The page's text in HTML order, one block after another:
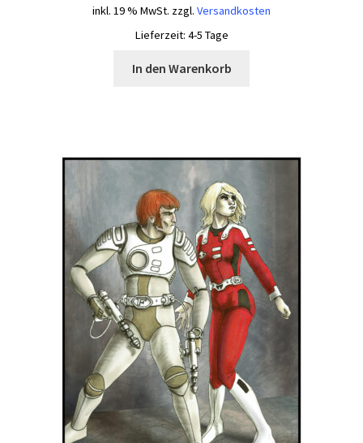
inkl. 19 % MwSt. zzgl. Versandkosten
Lieferzeit: 4-5 Tage
In den Warenkorb